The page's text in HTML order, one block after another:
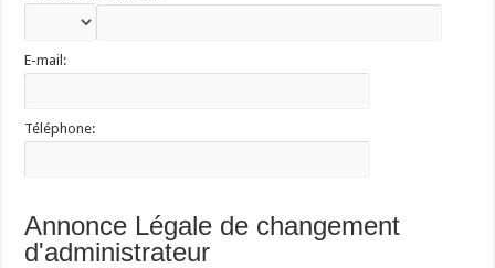
E-mail:
Téléphone:
Annonce Légale de changement
d'administrateur